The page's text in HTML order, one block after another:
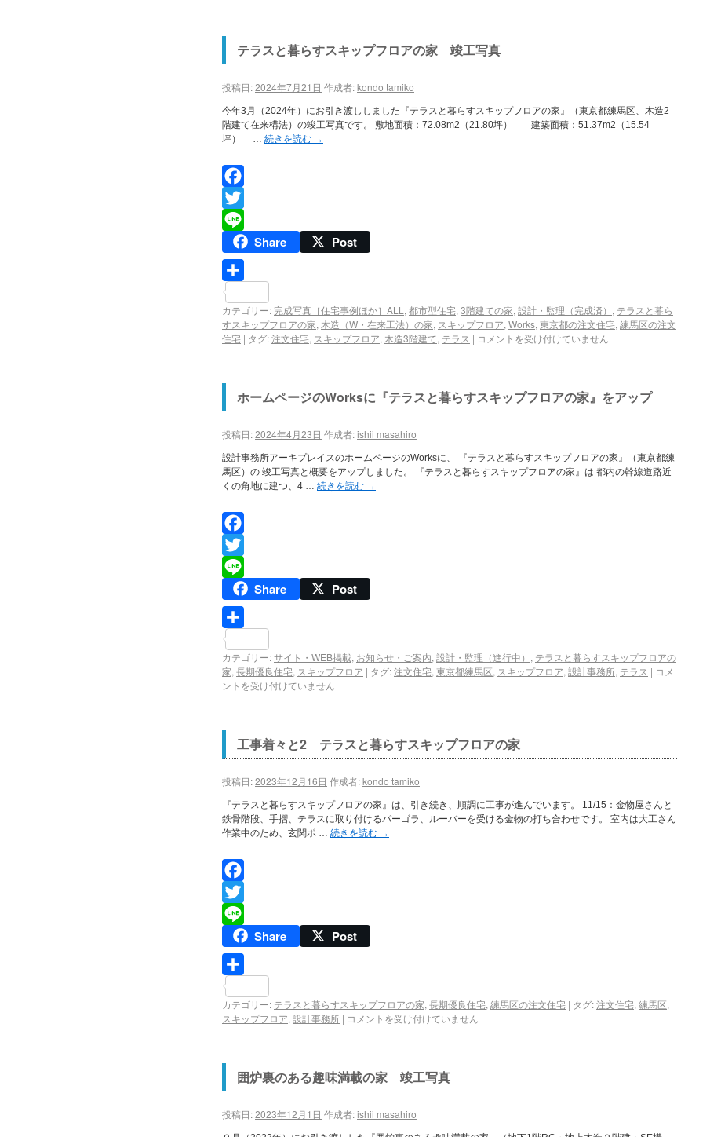
テラスと暮らすスキップフロアの家 竣工写真
投稿日:2024年7月21日 作成者:kondo tamiko
今年3月（2024年）にお引き渡ししました『テラスと暮らすスキップフロアの家』（東京都練馬区、木造2
階建て在来構法）の竣工写真です。 敷地面積：72.08m2（21.80坪） 建築面積：51.37m2（15.54
坪） … 続きを読む →
Facebook
Twitter
Line
Share Post
有
カテゴリー: 完成写真［住宅事例ほか］ALL , 都市型住宅, 3階建ての家, 設計・監理（完成済） , テラスと暮ら
すスキップフロアの家, 木造（W・在来工法）の家, スキップフロア, Works, 東京都の注文住宅, 練馬区の注文
住宅 | タグ:注文住宅, スキップフロア, 木造3階建て, テラス | コメントを受け付けていません
ホームページのWorksに『テラスと暮らすスキップフロアの家』をアップ
投稿日:2024年4月23日 作成者:ishii masahiro
設計事務所アーキプレイスのホームページのWorksに、 『テラスと暮らすスキップフロアの家』（東京都練
馬区）の 竣工写真と概要をアップしました。 『テラスと暮らすスキップフロアの家』は 都内の幹線道路近
くの角地に建つ、4 … 続きを読む →
Facebook
Twitter
Line
Share Post
有
カテゴリー:サイト・WEB掲載, お知らせ・ご案内, 設計・監理（進行中） , テラスと暮らすスキップフロアの
家, 長期優良住宅, スキップフロア | タグ:注文住宅, 東京都練馬区, スキップフロア, 設計事務所, テラス | コメ
ントを受け付けていません
工事着々と2 テラスと暮らすスキップフロアの家
投稿日:2023年12月16日 作成者:kondo tamiko
『テラスと暮らすスキップフロアの家』は、引き続き、順調に工事が進んでいます。 11/15：金物屋さんと
鉄骨階段、手摺、テラスに取り付けるパーゴラ、ルーバーを受ける金物の打ち合わせです。 室内は大工さん
作業中のため、玄関ポ … 続きを読む →
Facebook
Twitter
Line
Share Post
有
カテゴリー: テラスと暮らすスキップフロアの家,長期優良住宅,練馬区の注文住宅 | タグ:注文住宅,練馬区,
スキップフロア,設計事務所 | コメントを受け付けていません
囲炉裏のある趣味満載の家 竣工写真
投稿日:2023年12月1日 作成者:ishii masahiro